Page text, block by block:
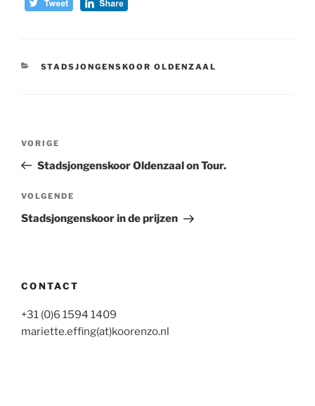
CATEGORIEËN
STADSJONGENSKOOR OLDENZAAL
Vorig
bericht
VORIGE
Stadsjongenskoor Oldenzaal on Tour.
Volgend
bericht
VOLGENDE
Stadsjongenskoor in de prijzen
CONTACT
+31 (0)6 1594 1409
mariette.effing(at)koorenzo.nl